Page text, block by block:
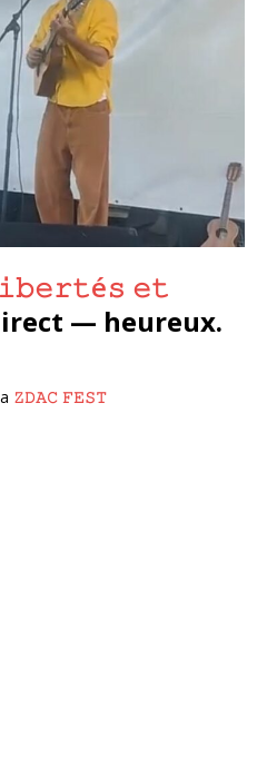
𝚎𝚝
— heureux.
𝚉𝙳𝙰𝙲 𝙵𝙴𝚂𝚃